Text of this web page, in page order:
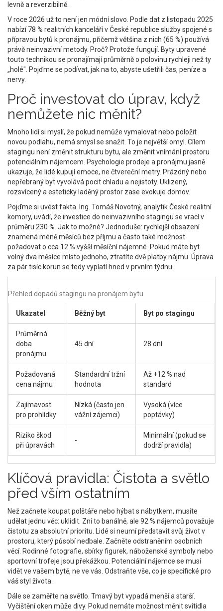
levně a reverzibilně.
V roce 2026 už to není jen módní slovo. Podle dat z listopadu 2025
nabízí 78 % realitních kanceláří v České republice služby spojené s
přípravou bytů k pronájmu, přičemž většina z nich (65 %) používá
právě neinvazivní metody. Proč? Protože fungují. Byty upravené
touto technikou se pronajímají průměrně o polovinu rychleji než ty
„holé". Pojďme se podívat, jak na to, abyste ušetřili čas, peníze a
nervy.
Proč investovat do úprav, když
nemůžete nic měnit?
Mnoho lidí si myslí, že pokud nemůže vymalovat nebo položit
novou podlahu, nemá smysl se snažit. To je největší omyl. Cílem
stagingu není změnit strukturu bytu, ale změnit vnímání prostoru
potenciálním nájemcem. Psychologie prodeje a pronájmu jasně
ukazuje, že lidé kupují emoce, ne čtvereční metry. Prázdný nebo
nepřebraný byt vyvolává pocit chladu a nejistoty. Uklizený,
rozsvícený a esteticky laděný prostor zase evokuje domov.
Pojďme si uvést fakta. Ing. Tomáš Novotný, analytik České realitní
komory, uvádí, že investice do neinvazivního stagingu se vrací v
průměru 230 %. Jak to možné? Jednoduše: rychlejší obsazení
znamená méně měsíců bez příjmu a často také možnost
požadovat o cca 12 % vyšší měsíční nájemné. Pokud máte byt
volný dva měsíce místo jednoho, ztratíte dvě platby nájmu. Úprava
za pár tisíc korun se tedy vyplatí hned v prvním týdnu.
Přehled dopadů stagingu na pronájem bytu
Ukazatel Běžný byt Byt po stagingu
Průměrná
doba
pronájmu
45 dní 28 dní
Požadovaná
cena nájmu
Standardní tržní
hodnota
Až +12 % nad
standard
Zajímavost
pro prohlídky
Nízká (často jen
vážní zájemci)
Vysoká (více
poptávky)
Riziko škod
při úpravách
-
Minimální (pokud se
dodrží pravidla)
Klíčová pravidla: Čistota a světlo
před vším ostatním
Než začnete koupat polštáře nebo hýbat s nábytkem, musíte
udělat jednu věc: uklidit. Zní to banálně, ale 92 % nájemců považuje
čistotu za absolutní prioritu. Lidé si neumí představit svůj život v
prostoru, který působí nedbale. Začněte odstraněním osobních
věcí. Rodinné fotografie, sbírky figurek, náboženské symboly nebo
sportovní trofeje jsou překážkou. Potenciální nájemce se musí
vidět ve vašem bytě, ne ve vás. Odstraňte vše, co je specifické pro
váš styl života.
Dále se zaměřte na světlo. Tmavý byt vypadá menší a starší.
Vyčištění oken může divy. Pokud nemáte možnost měnit svítidla